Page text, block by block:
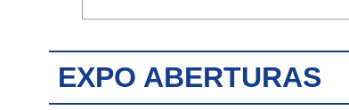
EXPO ABERTURAS